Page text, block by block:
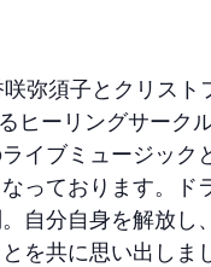
弥須子とクリス
ヒーリングサーク
イブミュージッ
っております。
自分自身を解放
を共に思い出しま